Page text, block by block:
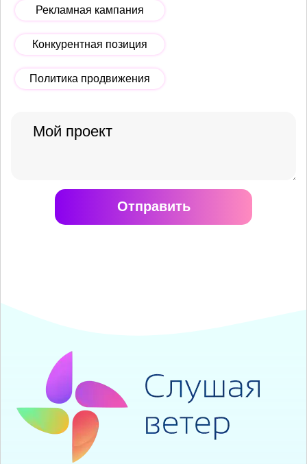
Рекламная кампания
Конкурентная позиция
Политика продвижения
Отправить